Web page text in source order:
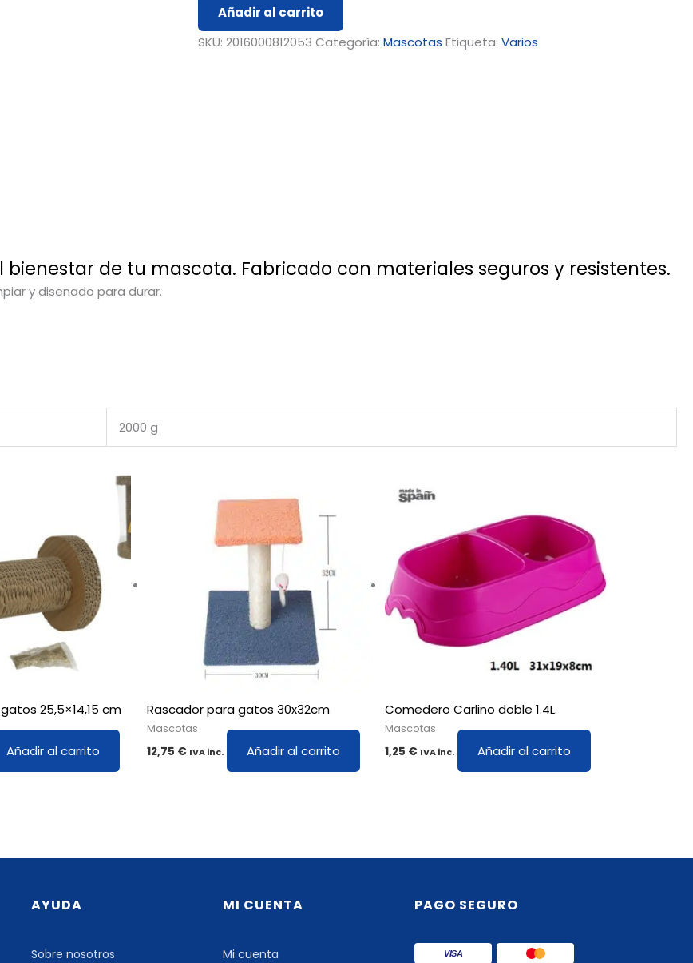
Añadir al carrito
SKU:2016000812053 Categoría:Mascotas Etiqueta:Varios
de tu mascota. Fabricado con materiales seguros y resistentes.
y disenado para durar.
2000 g
25,5×14,15 cm
Añadir al carrito
Rascador para gatos 30x32cm
Mascotas
12,75 € IVA inc. Añadir al carrito
Comedero Carlino doble 1.4L.
Mascotas
1,25 € IVA inc. Añadir al carrito
AYUDA
Sobre nosotros
MI CUENTA
Mi cuenta
PAGO SEGURO
VISA